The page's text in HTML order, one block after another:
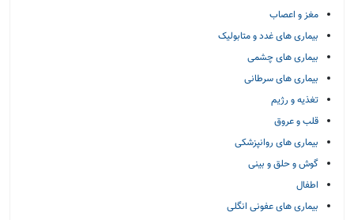
مغز و اعصاب
بیماری های غدد و متابولیک
بیماری های چشمی
بیماری های سرطانی
تغذیه و رژیم
قلب و عروق
بیماری های روانپزشکی
گوش و حلق و بینی
اطفال
بیماری های عفونی انگلی